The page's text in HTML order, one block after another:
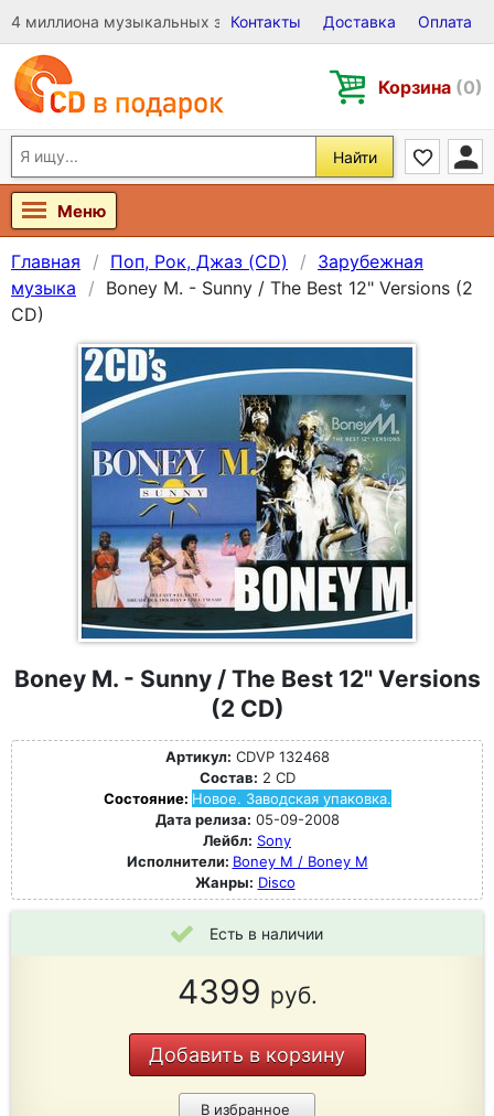
4 миллиона музыкальных записей на Виниле, CD и DVD
Контакты Доставка Оплата
Корзина (0)
Найти
Меню
Главная Поп, Рок, Джаз (CD)
Зарубежная
музыка
Boney M. - Sunny / The Best 12" Versions (2
CD)
Boney M. - Sunny / The Best 12" Versions
(2 CD)
Артикул: CDVP 132468
Состав: 2 CD
Состояние: Новое. Заводская упаковка.
Дата релиза: 05-09-2008
Лейбл: Sony
Исполнители: Boney M / Boney M
Жанры: Disco
Есть в наличии
4399 руб.
Добавить в корзину
В избранное